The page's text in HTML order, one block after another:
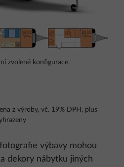
zvolené konfigurace.
z výroby, vč. 19% DPH, plus
výbavy mohou
dekory nábytku jiných